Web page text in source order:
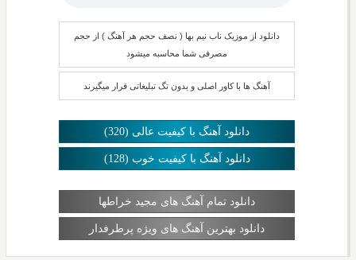
دانلود از موزیک ناب نیم بها ( نصف حجم هر آهنگ ) از حجم
مصرفی شما محاسبه میشود
آهنگ ها با کاور اصلی و بدون تگ تبلیغاتی قرار میگیرند
دانلود آهنگ با کیفیت عالی (320)
دانلود آهنگ با کیفیت خوب (128)
دانلود تمام آهنگ های مجید خراطها
دانلود بهترین آهنگ های ویژه پرطرفدار